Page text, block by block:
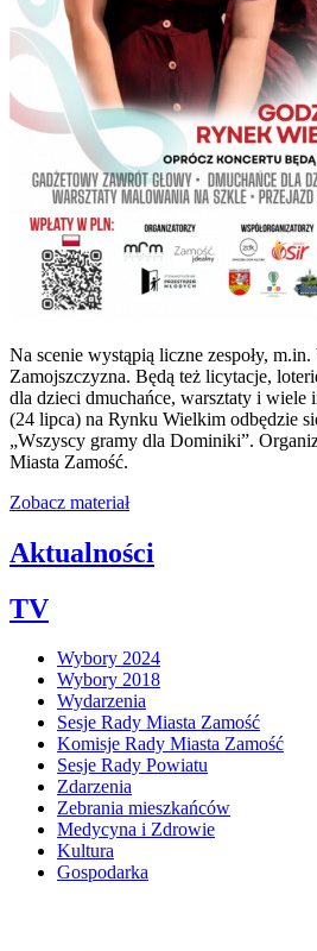
Na scenie wystąpią liczne zespoły,
Zamojszczyzna. Będą też licytacje,
dla dzieci dmuchańce, warsztaty i wiele
(24 lipca) na Rynku Wielkim odbędzie
„Wszyscy gramy dla Dominiki”.
Miasta Zamość.
Zobacz materiał
Aktualności
TV
Wybory 2024
Wybory 2018
Wydarzenia
Sesje Rady Miasta Zamość
Komisje Rady Miasta Zamość
Sesje Rady Powiatu
Zdarzenia
Zebrania mieszkańców
Medycyna i Zdrowie
Kultura
Gospodarka